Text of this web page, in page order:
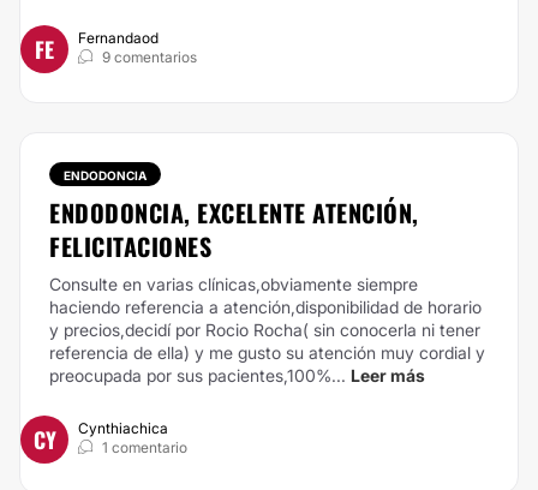
FE
Fernandaod
9 comentarios
ENDODONCIA
ENDODONCIA, EXCELENTE ATENCIÓN,
FELICITACIONES
Consulte en varias clínicas,obviamente siempre
haciendo referencia a atención,disponibilidad de horario
y precios,decidí por Rocio Rocha( sin conocerla ni tener
referencia de ella) y me gusto su atención muy cordial y
preocupada por sus pacientes,100%... Leer más
CY
Cynthiachica
1 comentario